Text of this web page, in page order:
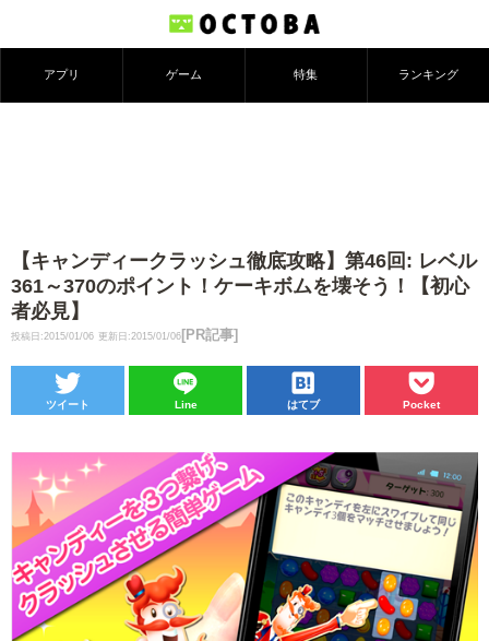
アプリ ゲーム 特集 ランキング
【キャンディークラッシュ徹底攻略】第46回: レベル
361～370のポイント！ケーキボムを壊そう！【初心
者必見】
投稿日:2015/01/06 更新日:2015/01/06 [PR記事]
ツイート Line はてブ Pocket